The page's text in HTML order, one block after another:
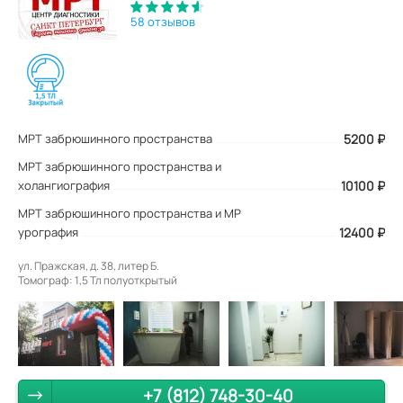
58 отзывов
МРТ забрюшинного пространства 5200 ₽
МРТ забрюшинного пространства и
холангиография
10100 ₽
МРТ забрюшинного пространства и МР
урография
12400 ₽
ул. Пражская, д. 38, литер Б.
Томограф: 1,5 Тл полуоткрытый
+7 (812) 748-30-40